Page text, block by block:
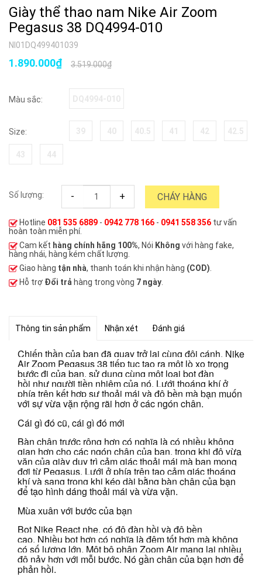
Giày thể thao nam Nike Air Zoom
Pegasus 38 DQ4994-010
NI01DQ499401039
3.519.000₫
1.890.000₫
Màu sắc:
Size:
Số lượng: - + CHÁY HÀNG
Hotline 081 535 6889 - 0942 778 166 - 0941 558 356 tư vấn
hoàn toàn miễn phí.
Cam kết hàng chính hãng 100%, Nói Không với hàng fake,
hàng nhái, hàng kém chất lượng.
Giao hàng tận nhà, thanh toán khi nhận hàng (COD)
Hỗ trợ Đổi trả hàng trong vòng 7 ngày.
Thông tin sản phẩm Nhận xét Đánh giá
Chiến thần của bạn đã quay trở lại cùng đôi cánh. Nike
Air Zoom Pegasus 38 tiếp tục tạo ra một lò xo trong
bước đi của bạn, sử dụng cùng một loại bọt đàn
hồi như người tiền nhiệm của nó. Lưới thoáng khí ở
phía trên kết hợp sự thoải mái và độ bền mà bạn muốn
với sự vừa vặn rộng rãi hơn ở các ngón chân.
Cái gì đó cũ, cái gì đó mới
Bàn chân trước rộng hơn có nghĩa là có nhiều không
gian hơn cho các ngón chân của bạn, trong khi độ vừa
vặn của giày duy trì cảm giác thoải mái mà bạn mong
đợi từ Pegasus. Lưới ở phía trên tạo cảm giác thoáng
khí và sang trọng khi kéo dài bằng bàn chân của bạn
để tạo hình dáng thoải mái và vừa vặn.
Mùa xuân với bước của bạn
Bọt Nike React nhẹ, có độ đàn hồi và độ bền
cao. Nhiều bọt hơn có nghĩa là đệm tốt hơn mà không
có số lượng lớn. Một bộ phận Zoom Air mang lại nhiều
độ nảy hơn với mỗi bước. Nó gần chân của bạn hơn để
phản hồi.